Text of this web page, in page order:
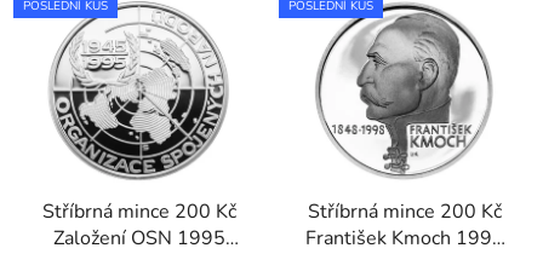
POSLEDNÍ KUS
Stříbrná mince 200 Kč
Založení OSN 1995
POSLEDNÍ KUS
Stříbrná mince 200 Kč
František Kmoch 1998